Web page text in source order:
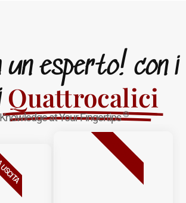
un esperto! con i
Quattrocalici
at Your Fingertips®
BESTSELLER